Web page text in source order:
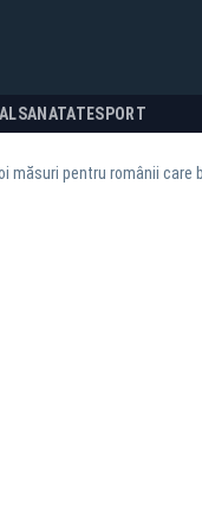
SANATATESPORT
măsuri pentru românii care